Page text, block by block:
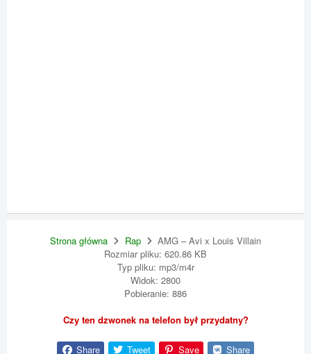
Strona główna Rap
AMG – Avi x Louis Villain
Rozmiar pliku: 620.86 KB
Typ pliku: mp3/m4r
Widok: 2800
Pobieranie: 886
Czy ten dzwonek na telefon był przydatny?
Share Tweet Save Share